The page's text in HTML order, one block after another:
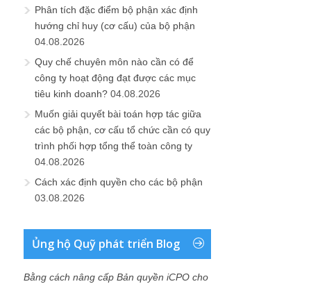
Phân tích đặc điểm bộ phận xác định
hướng chỉ huy (cơ cấu) của bộ phận
04.08.2026
Quy chế chuyên môn nào cần có để
công ty hoạt động đạt được các mục
tiêu kinh doanh? 04.08.2026
Muốn giải quyết bài toán hợp tác giữa
các bộ phận, cơ cấu tổ chức cần có quy
trình phối hợp tổng thể toàn công ty
04.08.2026
Cách xác định quyền cho các bộ phận
03.08.2026
Ủng hộ Quỹ phát triển Blog
Bằng cách nâng cấp Bản quyền iCPO cho